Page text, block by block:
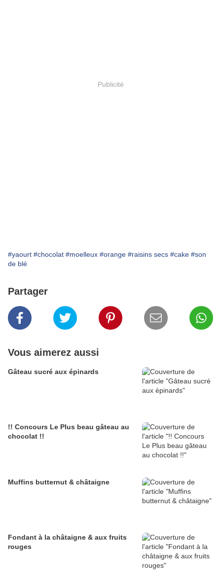
Publicité
#yaourt #chocolat #moelleux #orange #raisins secs #cake #son
de blé
Partager
Vous aimerez aussi
Gâteau sucré aux épinards
!! Concours Le Plus beau gâteau au
chocolat !!
Muffins butternut & châtaigne
Fondant à la châtaigne & aux fruits
rouges